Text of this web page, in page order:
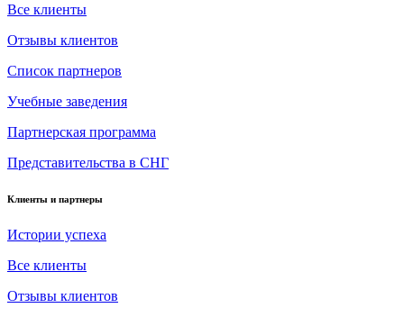
Все клиенты
Отзывы клиентов
Список партнеров
Учебные заведения
Партнерская программа
Представительства в СНГ
Клиенты и партнеры
Истории успеха
Все клиенты
Отзывы клиентов